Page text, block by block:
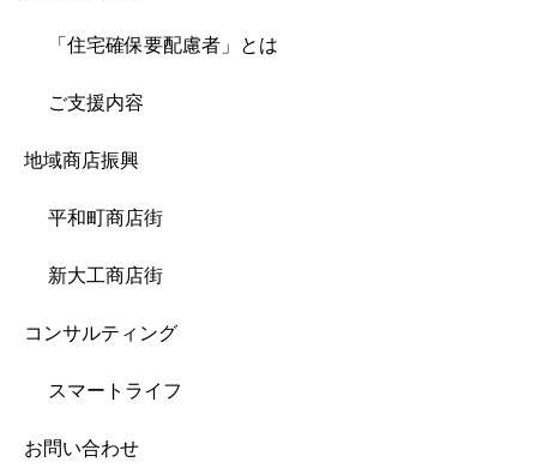
「住宅確保要配慮者」とは
ご支援内容
地域商店振興
平和町商店街
新大工商店街
コンサルティング
スマートライフ
お問い合わせ